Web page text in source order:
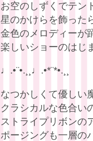
お空のしずくでテン
星のかけらを飾った
金色のメロディーが
楽しいショーのはじ
♩.•¨•.¸¸♩.•*¨*•.¸¸
なつかしくて優しい
クラシカルな色合い
ストライプリボンの
ポージングも一層の